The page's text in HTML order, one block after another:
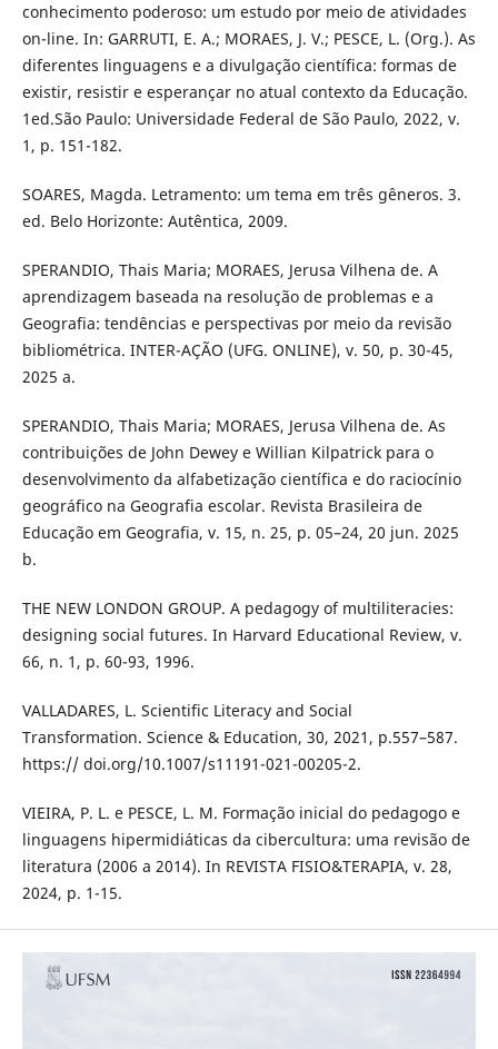
conhecimento poderoso: um estudo por meio de atividades
on-line. In: GARRUTI, E. A.; MORAES, J. V.; PESCE, L. (Org.). As
diferentes linguagens e a divulgação científica: formas de
existir, resistir e esperançar no atual contexto da Educação.
1ed.São Paulo: Universidade Federal de São Paulo, 2022, v.
1, p. 151-182.
SOARES, Magda. Letramento: um tema em três gêneros. 3.
ed. Belo Horizonte: Autêntica, 2009.
SPERANDIO, Thais Maria; MORAES, Jerusa Vilhena de. A
aprendizagem baseada na resolução de problemas e a
Geografia: tendências e perspectivas por meio da revisão
bibliométrica. INTER-AÇÃO (UFG. ONLINE), v. 50, p. 30-45,
2025 a.
SPERANDIO, Thais Maria; MORAES, Jerusa Vilhena de. As
contribuições de John Dewey e Willian Kilpatrick para o
desenvolvimento da alfabetização científica e do raciocínio
geográfico na Geografia escolar. Revista Brasileira de
Educação em Geografia, v. 15, n. 25, p. 05–24, 20 jun. 2025
b.
THE NEW LONDON GROUP. A pedagogy of multiliteracies:
designing social futures. In Harvard Educational Review, v.
66, n. 1, p. 60-93, 1996.
VALLADARES, L. Scientific Literacy and Social
Transformation. Science & Education, 30, 2021, p.557–587.
https:// doi.org/10.1007/s11191-021-00205-2.
VIEIRA, P. L. e PESCE, L. M. Formação inicial do pedagogo e
linguagens hipermidiáticas da cibercultura: uma revisão de
literatura (2006 a 2014). In REVISTA FISIO&TERAPIA, v. 28,
2024, p. 1-15.